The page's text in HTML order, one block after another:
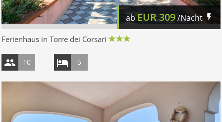
abEUR309/Nacht
Ferienhaus in Torre dei Corsari
10 5